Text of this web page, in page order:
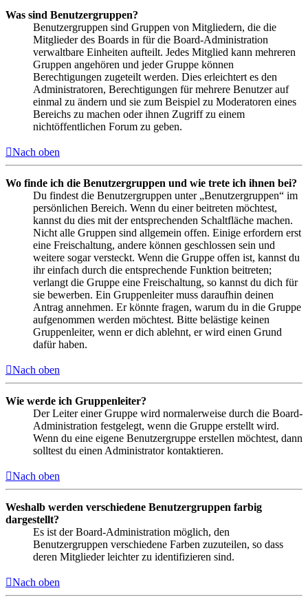
Was sind Benutzergruppen?
Benutzergruppen sind Gruppen von Mitgliedern, die die
Mitglieder des Boards in für die Board-Administration
verwaltbare Einheiten aufteilt. Jedes Mitglied kann mehreren
Gruppen angehören und jeder Gruppe können
Berechtigungen zugeteilt werden. Dies erleichtert es den
Administratoren, Berechtigungen für mehrere Benutzer auf
einmal zu ändern und sie zum Beispiel zu Moderatoren eines
Bereichs zu machen oder ihnen Zugriff zu einem
nichtöffentlichen Forum zu geben.
Nach oben
Wo finde ich die Benutzergruppen und wie trete ich ihnen bei?
Du findest die Benutzergruppen unter „Benutzergruppen“ im
persönlichen Bereich. Wenn du einer beitreten möchtest,
kannst du dies mit der entsprechenden Schaltfläche machen.
Nicht alle Gruppen sind allgemein offen. Einige erfordern erst
eine Freischaltung, andere können geschlossen sein und
weitere sogar versteckt. Wenn die Gruppe offen ist, kannst du
ihr einfach durch die entsprechende Funktion beitreten;
verlangt die Gruppe eine Freischaltung, so kannst du dich für
sie bewerben. Ein Gruppenleiter muss daraufhin deinen
Antrag annehmen. Er könnte fragen, warum du in die Gruppe
aufgenommen werden möchtest. Bitte belästige keinen
Gruppenleiter, wenn er dich ablehnt, er wird einen Grund
dafür haben.
Nach oben
Wie werde ich Gruppenleiter?
Der Leiter einer Gruppe wird normalerweise durch die Board-
Administration festgelegt, wenn die Gruppe erstellt wird.
Wenn du eine eigene Benutzergruppe erstellen möchtest, dann
solltest du einen Administrator kontaktieren.
Nach oben
Weshalb werden verschiedene Benutzergruppen farbig
dargestellt?
Es ist der Board-Administration möglich, den
Benutzergruppen verschiedene Farben zuzuteilen, so dass
deren Mitglieder leichter zu identifizieren sind.
Nach oben